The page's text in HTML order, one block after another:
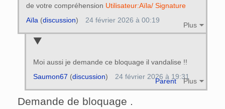
de votre compréhension Utilisateur:Aïla/ Signature
Plus
Aïla(discussion) 24 février 2026 à 00:19
Moi aussi je demande ce bloquage il vandalise !!
Parent Plus
Saumon67 (discussion) 24 février 2026 à 19:31
Demande de bloquage .